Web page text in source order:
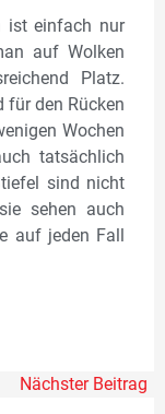
ist einfach nur
auf Wolken
Platz.
für den Rücken
Wochen
tatsächlich
sind nicht
sehen auch
auf jeden Fall
Nächster Beitrag